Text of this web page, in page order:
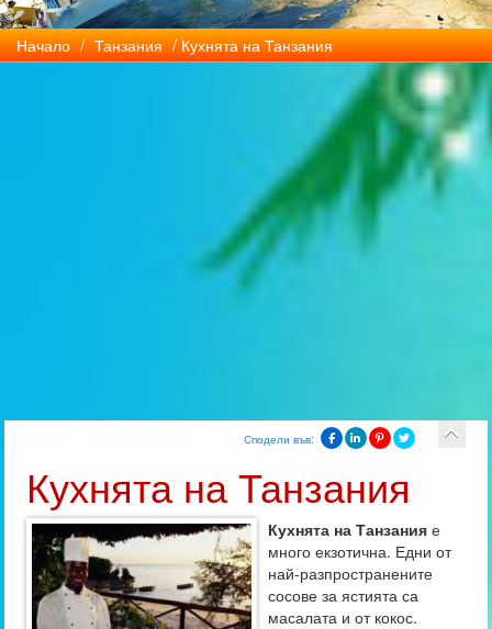
Начало / Танзания / Кухнята на Танзания
Сподели във:
Кухнята на Танзания
Кухнята на Танзания е
много екзотична. Едни от
най-разпространените
сосове за ястията са
масалата и от кокос.